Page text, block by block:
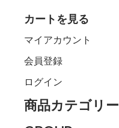
カートを見る
マイアカウント
会員登録
ログイン
商品カテゴリー